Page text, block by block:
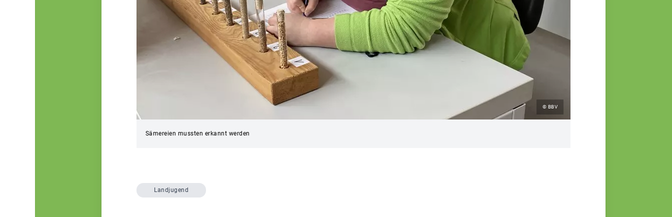
© BBV
Sämereien mussten erkannt werden
Landjugend